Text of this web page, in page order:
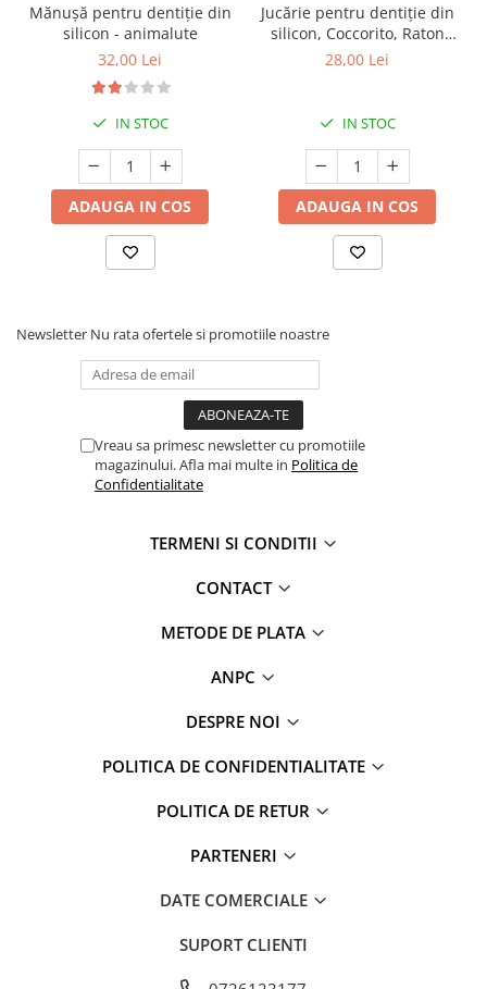
Mănușă pentru dentiție din
silicon - animalute
32,00 Lei
IN STOC
ADAUGA IN COS
Jucărie pentru dentiție din
silicon, Coccorito, Raton
Maro
28,00 Lei
IN STOC
ADAUGA IN COS
Newsletter Nu rata ofertele si promotiile noastre
Vreau sa primesc newsletter cu promotiile
magazinului. Afla mai multe in Politica de
Confidentialitate
TERMENI SI CONDITII
CONTACT
METODE DE PLATA
ANPC
DESPRE NOI
POLITICA DE CONFIDENTIALITATE
POLITICA DE RETUR
PARTENERI
DATE COMERCIALE
SUPORT CLIENTI